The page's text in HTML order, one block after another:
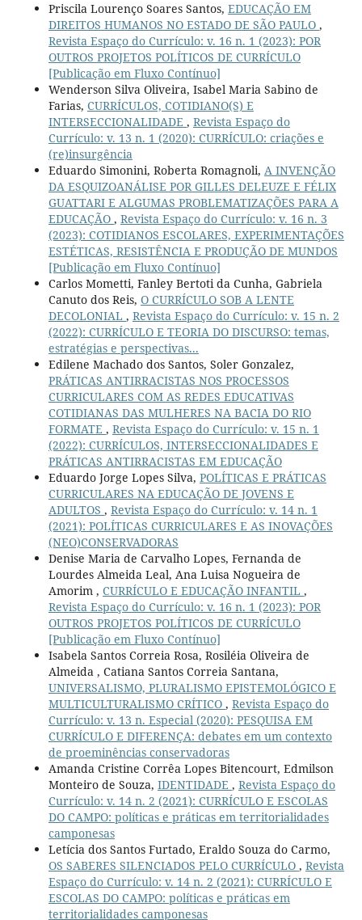
Priscila Lourenço Soares Santos, EDUCAÇÃO EM
DIREITOS HUMANOS NO ESTADO DE SÃO PAULO ,
Revista Espaço do Currículo: v. 16 n. 1 (2023): POR
OUTROS PROJETOS POLÍTICOS DE CURRÍCULO
[Publicação em Fluxo Contínuo]
Wenderson Silva Oliveira, Isabel Maria Sabino de
Farias, CURRÍCULOS, COTIDIANO(S) E
INTERSECCIONALIDADE , Revista Espaço do
Currículo: v. 13 n. 1 (2020): CURRÍCULO: criações e
(re)insurgência
Eduardo Simonini, Roberta Romagnoli, A INVENÇÃO
DA ESQUIZOANÁLISE POR GILLES DELEUZE E FÉLIX
GUATTARI E ALGUMAS PROBLEMATIZAÇÕES PARA A
EDUCAÇÃO , Revista Espaço do Currículo: v. 16 n. 3
(2023): COTIDIANOS ESCOLARES, EXPERIMENTAÇÕES
ESTÉTICAS, RESISTÊNCIA E PRODUÇÃO DE MUNDOS
[Publicação em Fluxo Contínuo]
Carlos Mometti, Fanley Bertoti da Cunha, Gabriela
Canuto dos Reis, O CURRÍCULO SOB A LENTE
DECOLONIAL , Revista Espaço do Currículo: v. 15 n. 2
(2022): CURRÍCULO E TEORIA DO DISCURSO: temas,
estratégias e perspectivas...
Edilene Machado dos Santos, Soler Gonzalez,
PRÁTICAS ANTIRRACISTAS NOS PROCESSOS
CURRICULARES COM AS REDES EDUCATIVAS
COTIDIANAS DAS MULHERES NA BACIA DO RIO
FORMATE , Revista Espaço do Currículo: v. 15 n. 1
(2022): CURRÍCULOS, INTERSECCIONALIDADES E
PRÁTICAS ANTIRRACISTAS EM EDUCAÇÃO
Eduardo Jorge Lopes Silva, POLÍTICAS E PRÁTICAS
CURRICULARES NA EDUCAÇÃO DE JOVENS E
ADULTOS , Revista Espaço do Currículo: v. 14 n. 1
(2021): POLÍTICAS CURRICULARES E AS INOVAÇÕES
(NEO)CONSERVADORAS
Denise Maria de Carvalho Lopes, Fernanda de
Lourdes Almeida Leal, Ana Luisa Nogueira de
Amorim , CURRÍCULO E EDUCAÇÃO INFANTIL ,
Revista Espaço do Currículo: v. 16 n. 1 (2023): POR
OUTROS PROJETOS POLÍTICOS DE CURRÍCULO
[Publicação em Fluxo Contínuo]
Isabela Santos Correia Rosa, Rosiléia Oliveira de
Almeida , Catiana Santos Correia Santana,
UNIVERSALISMO, PLURALISMO EPISTEMOLÓGICO E
MULTICULTURALISMO CRÍTICO , Revista Espaço do
Currículo: v. 13 n. Especial (2020): PESQUISA EM
CURRÍCULO E DIFERENÇA: debates em um contexto
de proeminências conservadoras
Amanda Cristine Corrêa Lopes Bitencourt, Edmilson
Monteiro de Souza, IDENTIDADE , Revista Espaço do
Currículo: v. 14 n. 2 (2021): CURRÍCULO E ESCOLAS
DO CAMPO: políticas e práticas em territorialidades
camponesas
Letícia dos Santos Furtado, Eraldo Souza do Carmo,
OS SABERES SILENCIADOS PELO CURRÍCULO , Revista
Espaço do Currículo: v. 14 n. 2 (2021): CURRÍCULO E
ESCOLAS DO CAMPO: políticas e práticas em
territorialidades camponesas